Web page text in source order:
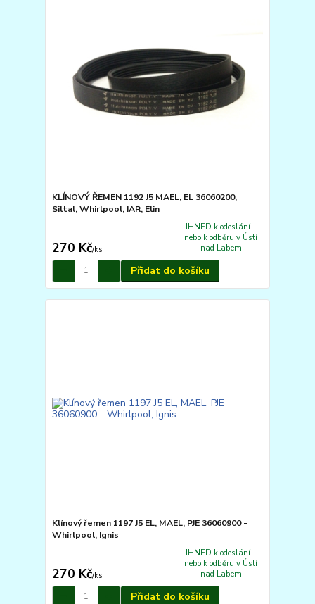
KLÍNOVÝ ŘEMEN 1192 J5 MAEL, EL 36060200,
Siltal, Whirlpool, IAR, Elin
270 Kč/ks
IHNED k odeslání -
nebo k odběru v Ústí
nad Labem
Přidat do košíku
Klínový řemen 1197 J5 EL, MAEL, PJE 36060900 -
Whirlpool, Ignis
270 Kč/ks
IHNED k odeslání -
nebo k odběru v Ústí
nad Labem
Přidat do košíku